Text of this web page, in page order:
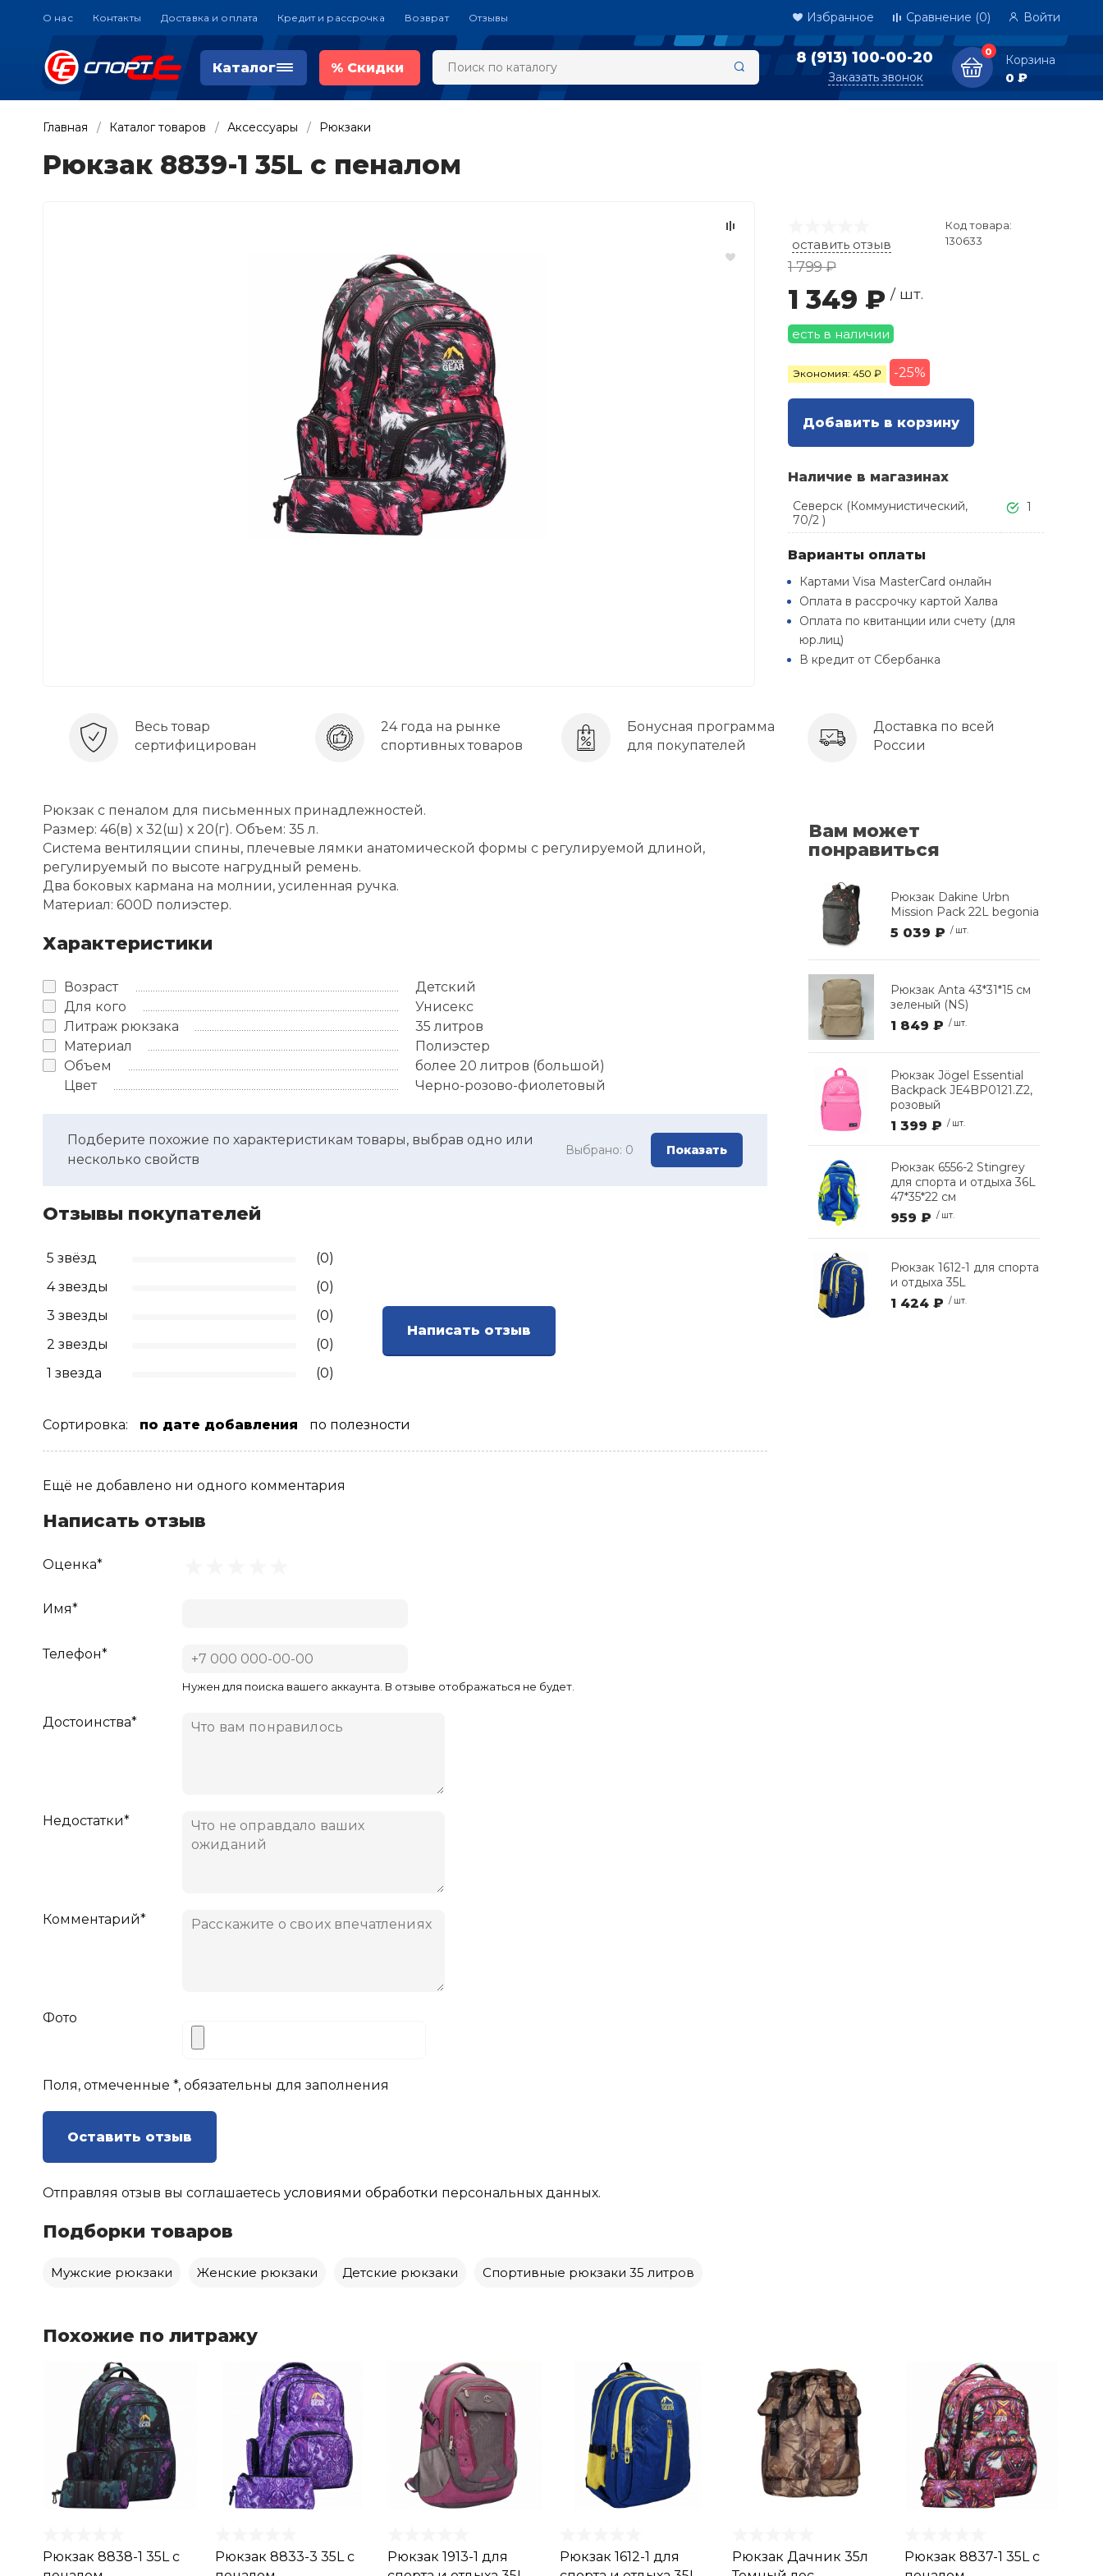
О нас Контакты Доставка и оплата Кредит и рассрочка Возврат Отзывы Избранное Сравнение (0) Войти
Каталог % Скидки
8 (913) 100-00-20
Заказать звонок
0
Корзина
0 ₽
Главная Каталог товаров Аксессуары Рюкзаки
Рюкзак 8839-1 35L с пеналом
оставить отзыв
Код товара:
130633
1 799 ₽
1 349 ₽ / шт.
есть в наличии
Экономия: 450 ₽ -25%
Добавить в корзину
Наличие в магазинах
Северск (Коммунистический,
70/2 )
1
Варианты оплаты
Картами Visa MasterCard онлайн
Оплата в рассрочку картой Халва
Оплата по квитанции или счету (для
юр.лиц)
В кредит от Сбербанка
Весь товар
сертифицирован
24 года на рынке
спортивных товаров
Бонусная программа
для покупателей
Доставка по всей
России
Рюкзак с пеналом для письменных принадлежностей.
Размер: 46(в) х 32(ш) х 20(г). Объем: 35 л.
Система вентиляции спины, плечевые лямки анатомической формы с регулируемой длиной,
регулируемый по высоте нагрудный ремень.
Два боковых кармана на молнии, усиленная ручка.
Материал: 600D полиэстер.
Характеристики
Возраст
Детский
Для кого
Унисекс
Литраж рюкзака
35 литров
Материал
Полиэстер
Объем
более 20 литров (большой)
Цвет
Черно-розово-фиолетовый
Подберите похожие по характеристикам товары, выбрав одно или
несколько свойств
Выбрано: 0 Показать
Отзывы покупателей
5 звёзд
(0)
4 звезды
(0)
3 звезды
(0)
2 звезды
(0)
1 звезда
(0)
Написать отзыв
Сортировка: по дате добавления по полезности
Ещё не добавлено ни одного комментария
Написать отзыв
Оценка*
Имя*
Телефон*
Нужен для поиска вашего аккаунта. В отзыве отображаться не будет.
Достоинства*
Недостатки*
Комментарий*
Фото
Поля, отмеченные *, обязательны для заполнения
Оставить отзыв
Отправляя отзыв вы соглашаетесь условиями обработки персональных данных.
Подборки товаров
Мужские рюкзаки Женские рюкзаки Детские рюкзаки Спортивные рюкзаки 35 литров
Вам может
понравиться
Рюкзак Dakine Urbn
Mission Pack 22L begonia
5 039 ₽ / шт.
Рюкзак Anta 43*31*15 см
зеленый (NS)
1 849 ₽ / шт.
Рюкзак Jögel Essential
Backpack JE4BP0121.Z2,
розовый
1 399 ₽ / шт.
Рюкзак 6556-2 Stingrey
для спорта и отдыха 36L
47*35*22 см
959 ₽ / шт.
Рюкзак 1612-1 для спорта
и отдыха 35L
1 424 ₽ / шт.
Похожие по литражу
Рюкзак 8838-1 35L с
Рюкзак 8833-3 35L с
Рюкзак 1913-1 для
Рюкзак 1612-1 для
Рюкзак Дачник 35л
Рюкзак 8837-1 35L с